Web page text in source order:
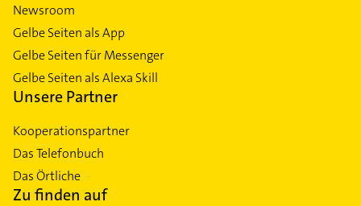
Newsroom
Gelbe Seiten als App
Gelbe Seiten für Messenger
Gelbe Seiten als Alexa Skill
Unsere Partner
Kooperationspartner
Das Telefonbuch
Das Örtliche
Zu finden auf